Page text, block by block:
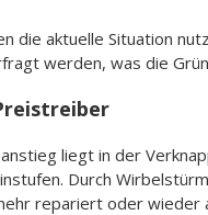
die aktuelle Situation
werden, was die
liegt in der
Durch
repariert oder